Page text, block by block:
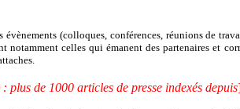
(colloques, conférences, réunions de
celles qui émanent des partenaires et
plus de 1000 articles de presse indexés depuis